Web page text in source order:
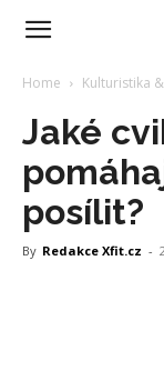
Home Kulturistika
Jaké
posílit?
By Redakce Xfit.cz -